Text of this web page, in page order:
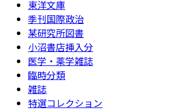
東洋文庫
季刊国際政治
某研究所図書
小沼書店挿入分
医学・薬学雑誌
臨時分類
雑誌
特選コレクション